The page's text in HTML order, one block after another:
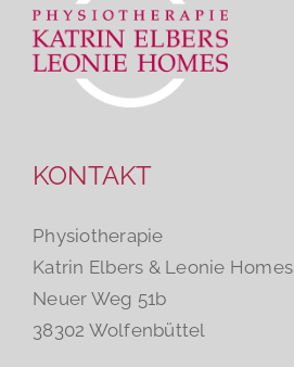
KONTAKT
Physiotherapie
Katrin Elbers & Leonie Homes
Neuer Weg 51b
38302 Wolfenbüttel